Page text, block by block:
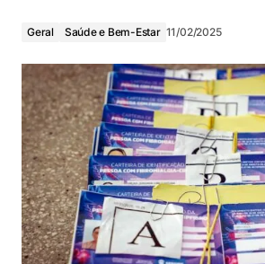
Geral Saúde e Bem-Estar 11/02/2025